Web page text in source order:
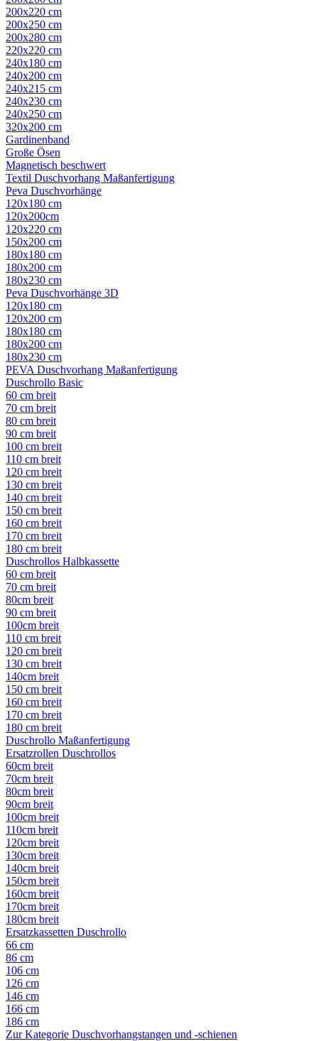
200x220 cm
200x250 cm
200x280 cm
220x220 cm
240x180 cm
240x200 cm
240x215 cm
240x230 cm
240x250 cm
320x200 cm
Gardinenband
Große Ösen
Magnetisch beschwert
Textil Duschvorhang Maßanfertigung
Peva Duschvorhänge
120x180 cm
120x200cm
120x220 cm
150x200 cm
180x180 cm
180x200 cm
180x230 cm
Peva Duschvorhänge 3D
120x180 cm
120x200 cm
180x180 cm
180x200 cm
180x230 cm
PEVA Duschvorhang Maßanfertigung
Duschrollo Basic
60 cm breit
70 cm breit
80 cm breit
90 cm breit
100 cm breit
110 cm breit
120 cm breit
130 cm breit
140 cm breit
150 cm breit
160 cm breit
170 cm breit
180 cm breit
Duschrollos Halbkassette
60 cm breit
70 cm breit
80cm breit
90 cm breit
100cm breit
110 cm breit
120 cm breit
130 cm breit
140cm breit
150 cm breit
160 cm breit
170 cm breit
180 cm breit
Duschrollo Maßanfertigung
Ersatzrollen Duschrollos
60cm breit
70cm breit
80cm breit
90cm breit
100cm breit
110cm breit
120cm breit
130cm breit
140cm breit
150cm breit
160cm breit
170cm breit
180cm breit
Ersatzkassetten Duschrollo
66 cm
86 cm
106 cm
126 cm
146 cm
166 cm
186 cm
Zur Kategorie Duschvorhangstangen und -schienen